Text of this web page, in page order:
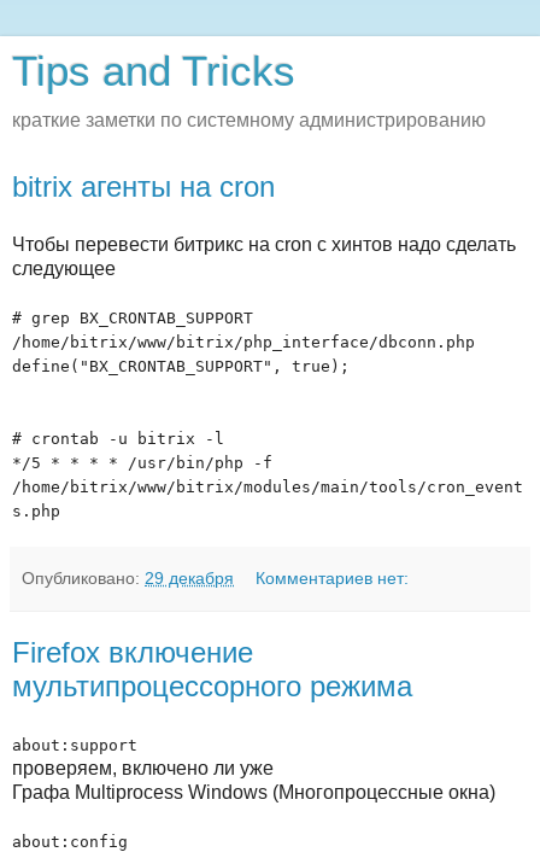
Tips and Tricks
краткие заметки по системному администрированию
bitrix агенты на cron
Чтобы перевести битрикс на cron с хинтов надо сделать
следующее
# grep BX_CRONTAB_SUPPORT
/home/bitrix/www/bitrix/php_interface/dbconn.php
define("BX_CRONTAB_SUPPORT", true);
# crontab -u bitrix -l
*/5 * * * * /usr/bin/php -f
/home/bitrix/www/bitrix/modules/main/tools/cron_event
s.php
Опубликовано: 29 декабря Комментариев нет:
Firefox включение
мультипроцессорного режима
about:support
проверяем, включено ли уже
Графа Multiprocess Windows (Многопроцессные окна)
about:config